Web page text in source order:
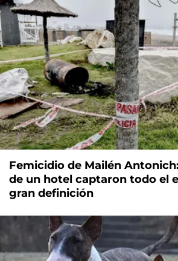
Femicidio de Mailén
de un hotel captaron todo el
gran definición